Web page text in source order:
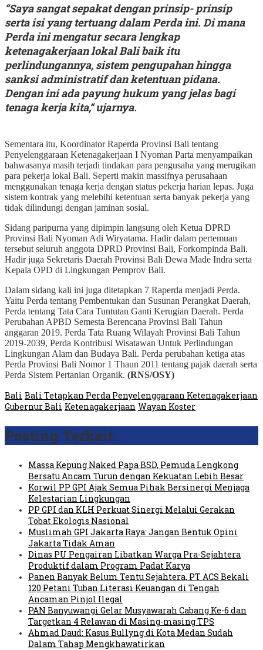
“Saya sangat sepakat dengan prinsip- prinsip
serta isi yang tertuang dalam Perda ini. Di mana
Perda ini mengatur secara lengkap
ketenagakerjaan lokal Bali baik itu
perlindungannya, sistem pengupahan hingga
sanksi administratif dan ketentuan pidana.
Dengan ini ada payung hukum yang jelas bagi
tenaga kerja kita,“ ujarnya.
Sementara itu, Koordinator Raperda Provinsi Bali tentang
Penyelenggaraan Ketenagakerjaan I Nyoman Parta menyampaikan
bahwasanya masih terjadi tindakan para pengusaha yang merugikan
para pekerja lokal Bali. Seperti makin massifnya perusahaan
menggunakan tenaga kerja dengan status pekerja harian lepas. Juga
sistem kontrak yang melebihi ketentuan serta banyak pekerja yang
tidak dilindungi dengan jaminan sosial.
Sidang paripurna yang dipimpin langsung oleh Ketua DPRD
Provinsi Bali Nyoman Adi Wiryatama. Hadir dalam pertemuan
tersebut seluruh anggota DPRD Provinsi Bali, Forkompinda Bali.
Hadir juga Sekretaris Daerah Provinsi Bali Dewa Made Indra serta
Kepala OPD di Lingkungan Pemprov Bali.
Dalam sidang kali ini juga ditetapkan 7 Raperda menjadi Perda.
Yaitu Perda tentang Pembentukan dan Susunan Perangkat Daerah,
Perda tentang Tata Cara Tuntutan Ganti Kerugian Daerah. Perda
Perubahan APBD Semesta Berencana Provinsi Bali Tahun
anggaran 2019. Perda Tata Ruang Wilayah Provinsi Bali Tahun
2019-2039, Perda Kontribusi Wisatawan Untuk Perlindungan
Lingkungan Alam dan Budaya Bali. Perda perubahan ketiga atas
Perda Provinsi Bali Nomor 1 Thaun 2011 tentang pajak daerah serta
Perda Sistem Pertanian Organik. (RNS/OSY)
Bali Bali Tetapkan Perda Penyelenggaraan Ketenagakerjaan
Gubernur Bali Ketenagakerjaan Wayan Koster
Posting Terkait
Massa Kepung Naked Papa BSD, Pemuda Lengkong
Bersatu Ancam Turun dengan Kekuatan Lebih Besar
Korwil PP GPI Ajak Semua Pihak Bersinergi Menjaga
Kelestarian Lingkungan
PP GPI dan KLH Perkuat Sinergi Melalui Gerakan
Tobat Ekologis Nasional
Muslimah GPI Jakarta Raya: Jangan Bentuk Opini
Jakarta Tidak Aman
Dinas PU Pengairan Libatkan Warga Pra-Sejahtera
Produktif dalam Program Padat Karya
Panen Banyak Belum Tentu Sejahtera, PT ACS Bekali
120 Petani Tuban Literasi Keuangan di Tengah
Ancaman Pinjol Ilegal
PAN Banyuwangi Gelar Musyawarah Cabang Ke-6 dan
Targetkan 4 Relawan di Masing-masing TPS
Ahmad Daud: Kasus Bullyng di Kota Medan Sudah
Dalam Tahap Mengkhawatirkan